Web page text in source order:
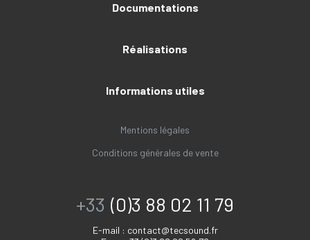
Documentations
Réalisations
Informations utiles
Mentions légales
Conditions générales de vente
+33 (0)3 88 02 11 79
E-mail : contact@tecsound.fr